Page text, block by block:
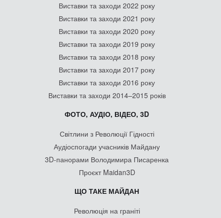
Виставки та заходи 2022 року
Виставки та заходи 2021 року
Виставки та заходи 2020 року
Виставки та заходи 2019 року
Виставки та заходи 2018 року
Виставки та заходи 2017 року
Виставки та заходи 2016 року
Виставки та заходи 2014–2015 років
ФОТО, АУДІО, ВІДЕО, 3D
Світлини з Революції Гідності
Аудіоспогади учасників Майдану
3D-панорами Володимира Писаренка
Проєкт Maidan3D
ЩО ТАКЕ МАЙДАН
Революція на граніті